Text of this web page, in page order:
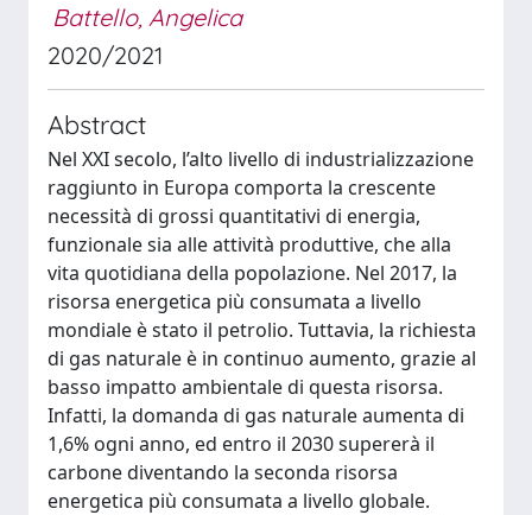
Battello, Angelica
2020/2021
Abstract
Nel XXI secolo, l’alto livello di industrializzazione
raggiunto in Europa comporta la crescente
necessità di grossi quantitativi di energia,
funzionale sia alle attività produttive, che alla
vita quotidiana della popolazione. Nel 2017, la
risorsa energetica più consumata a livello
mondiale è stato il petrolio. Tuttavia, la richiesta
di gas naturale è in continuo aumento, grazie al
basso impatto ambientale di questa risorsa.
Infatti, la domanda di gas naturale aumenta di
1,6% ogni anno, ed entro il 2030 supererà il
carbone diventando la seconda risorsa
energetica più consumata a livello globale.